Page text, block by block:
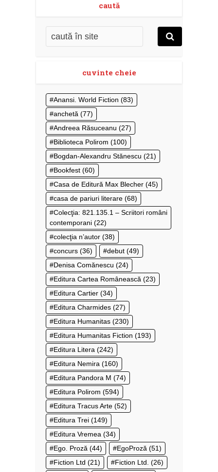
caută
cuvinte cheie
Anansi. World Fiction (83)
anchetă (77)
Andreea Răsuceanu (27)
Biblioteca Polirom (100)
Bogdan-Alexandru Stănescu (21)
Bookfest (60)
Casa de Editură Max Blecher (45)
casa de pariuri literare (68)
Colecţia: 821.135.1 – Scriitori români
contemporani (22)
colecţia n’autor (38)
concurs (36) debut (49)
Denisa Comănescu (24)
Editura Cartea Românească (23)
Editura Cartier (34)
Editura Charmides (27)
Editura Humanitas (230)
Editura Humanitas Fiction (193)
Editura Litera (242)
Editura Nemira (160)
Editura Pandora M (74)
Editura Polirom (594)
Editura Tracus Arte (52)
Editura Trei (149)
Editura Vremea (34)
Ego. Proză (44) EgoProză (51)
Fiction Ltd (21) Fiction Ltd. (26)